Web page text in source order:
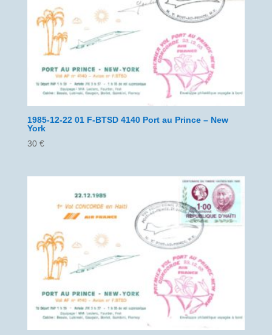
1985-12-22 01 F-BTSD 4140 Port au Prince – New
York
30 €